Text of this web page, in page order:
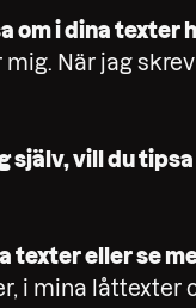
om i dina texter
När jag
själv, vill du tipsa
texter eller se
i mina låttexter